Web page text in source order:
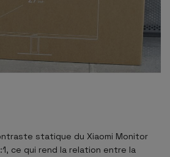
statique du Xiaomi Monitor
ce qui rend la relation entre la